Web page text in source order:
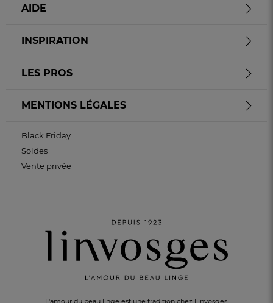
L'amour du beau linge est une tradition chez Linvosges.
AIDE
INSPIRATION
LES PROS
MENTIONS LÉGALES
Black Friday
Soldes
Vente privée